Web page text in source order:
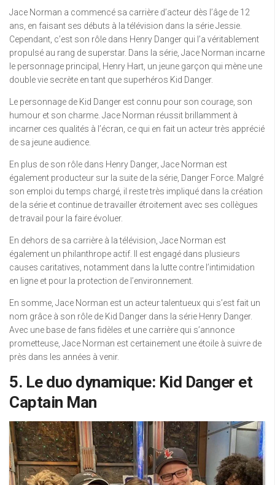
Jace Norman a commencé sa carrière d’acteur dès l’âge de 12
ans, en faisant ses débuts à la télévision dans la série Jessie.
Cependant, c’est son rôle dans Henry Danger qui l’a véritablement
propulsé au rang de superstar. Dans la série, Jace Norman incarne
le personnage principal, Henry Hart, un jeune garçon qui mène une
double vie secrète en tant que superhéros Kid Danger.
Le personnage de Kid Danger est connu pour son courage, son
humour et son charme. Jace Norman réussit brillamment à
incarner ces qualités à l’écran, ce qui en fait un acteur très apprécié
de sa jeune audience.
En plus de son rôle dans Henry Danger, Jace Norman est
également producteur sur la suite de la série, Danger Force. Malgré
son emploi du temps chargé, il reste très impliqué dans la création
de la série et continue de travailler étroitement avec ses collègues
de travail pour la faire évoluer.
En dehors de sa carrière à la télévision, Jace Norman est
également un philanthrope actif. Il est engagé dans plusieurs
causes caritatives, notamment dans la lutte contre l’intimidation
en ligne et pour la protection de l’environnement.
En somme, Jace Norman est un acteur talentueux qui s’est fait un
nom grâce à son rôle de Kid Danger dans la série Henry Danger.
Avec une base de fans fidèles et une carrière qui s’annonce
prometteuse, Jace Norman est certainement une étoile à suivre de
près dans les années à venir.
5. Le duo dynamique: Kid Danger et
Captain Man